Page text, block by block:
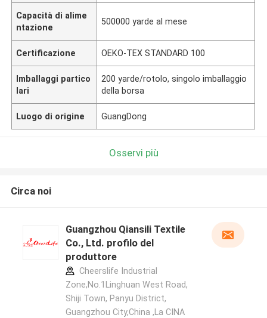
Capacità di alime
ntazione
500000 yarde al mese
Certificazione OEKO-TEX STANDARD 100
Imballaggi partico
lari
200 yarde/rotolo, singolo imballaggio
della borsa
Luogo di origine GuangDong
Osservi più
Circa noi
Guangzhou Qiansili Textile
Co., Ltd. profilo del
produttore
Cheerslife Industrial
Zone,No.1Linghuan West Road,
Shiji Town, Panyu District,
Guangzhou City,China ,La CINA